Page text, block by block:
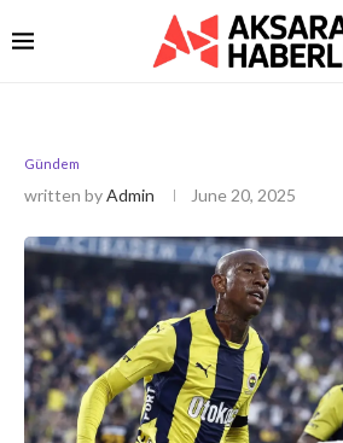
Gündem
written byAdmin June 20, 2025